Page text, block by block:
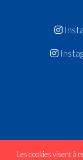
Les cookies visent à